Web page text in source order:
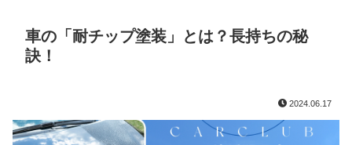
車の「耐チップ塗装」とは？長持ちの秘
訣！
2024.06.17